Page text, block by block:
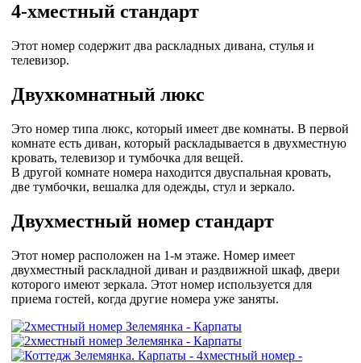
4-хместный стандарт
Этот номер содержит два раскладных дивана, стулья и
телевизор.
Двухкомнатный люкс
Это номер типа люкс, который имеет две комнаты. В первой
комнате есть диван, который раскладывается в двухместную
кровать, телевизор и тумбочка для вещей.
В другой комнате номера находится двуспальная кровать,
две тумбочки, вешалка для одежды, стул и зеркало.
Двухместный номер стандарт
Этот номер расположен на 1-м этаже. Номер имеет
двухместный раскладной диван и раздвижной шкаф, двери
которого имеют зеркала. Этот номер используется для
приема гостей, когда другие номера уже заняты.